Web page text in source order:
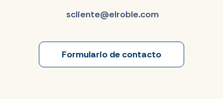
scliente@elroble.com
Formulario de contacto